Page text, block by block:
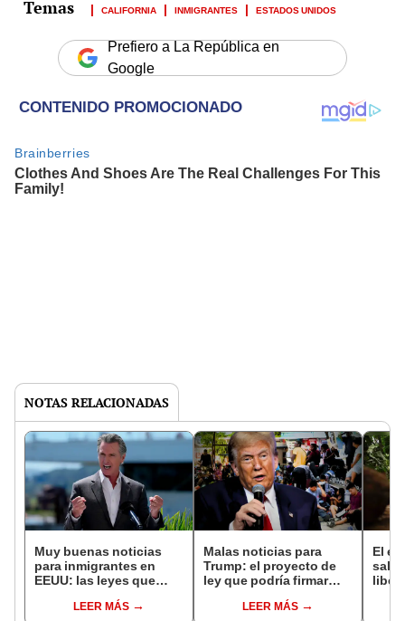
CALIFORNIA INMIGRANTES ESTADOS UNIDOS
Prefiero a La República en
Google
NOTAS RELACIONADAS
Muy buenas noticias
para inmigrantes en
EEUU: las leyes que
en California vigentes
LEER MÁS
Malas noticias para
Trump: el proyecto de
ley que podría firmar
proteger a los
LEER MÁS
El
salió